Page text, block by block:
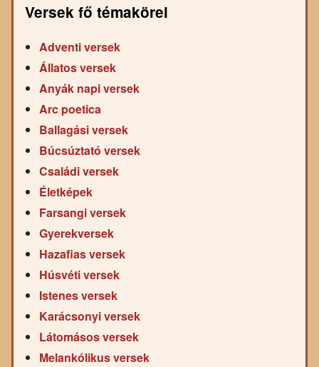
Versek fő témakörei
Adventi versek
Állatos versek
Anyák napi versek
Arc poetica
Ballagási versek
Búcsúztató versek
Családi versek
Életképek
Farsangi versek
Gyerekversek
Hazafias versek
Húsvéti versek
Istenes versek
Karácsonyi versek
Látomásos versek
Melankólikus versek